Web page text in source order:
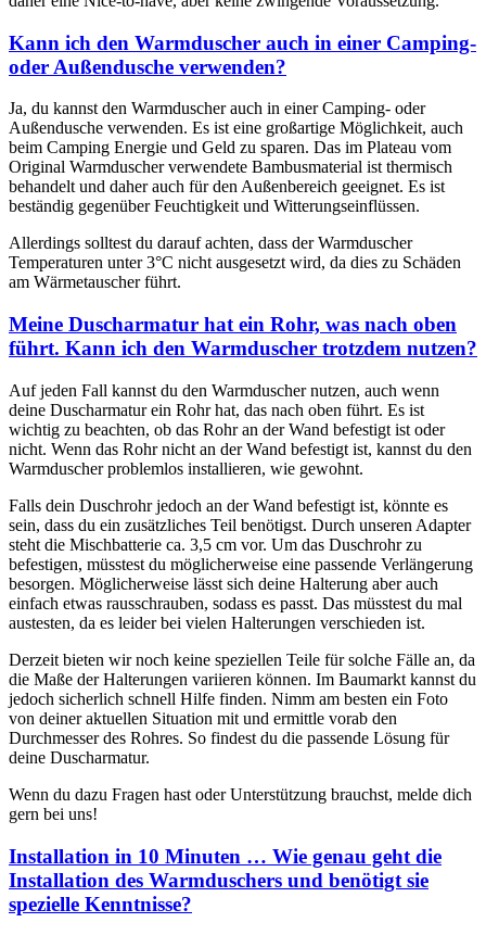
Kann ich den Warmduscher auch in einer Camping-
oder Außendusche verwenden?
Ja, du kannst den Warmduscher auch in einer Camping- oder
Außendusche verwenden. Es ist eine großartige Möglichkeit, auch
beim Camping Energie und Geld zu sparen. Das im Plateau vom
Original Warmduscher verwendete Bambusmaterial ist thermisch
behandelt und daher auch für den Außenbereich geeignet. Es ist
beständig gegenüber Feuchtigkeit und Witterungseinflüssen.
Allerdings solltest du darauf achten, dass der Warmduscher
Temperaturen unter 3°C nicht ausgesetzt wird, da dies zu Schäden
am Wärmetauscher führt.
Meine Duscharmatur hat ein Rohr, was nach oben
führt. Kann ich den Warmduscher trotzdem nutzen?
Auf jeden Fall kannst du den Warmduscher nutzen, auch wenn
deine Duscharmatur ein Rohr hat, das nach oben führt. Es ist
wichtig zu beachten, ob das Rohr an der Wand befestigt ist oder
nicht. Wenn das Rohr nicht an der Wand befestigt ist, kannst du den
Warmduscher problemlos installieren, wie gewohnt.
Falls dein Duschrohr jedoch an der Wand befestigt ist, könnte es
sein, dass du ein zusätzliches Teil benötigst. Durch unseren Adapter
steht die Mischbatterie ca. 3,5 cm vor. Um das Duschrohr zu
befestigen, müsstest du möglicherweise eine passende Verlängerung
besorgen. Möglicherweise lässt sich deine Halterung aber auch
einfach etwas rausschrauben, sodass es passt. Das müsstest du mal
austesten, da es leider bei vielen Halterungen verschieden ist.
Derzeit bieten wir noch keine speziellen Teile für solche Fälle an, da
die Maße der Halterungen variieren können. Im Baumarkt kannst du
jedoch sicherlich schnell Hilfe finden. Nimm am besten ein Foto
von deiner aktuellen Situation mit und ermittle vorab den
Durchmesser des Rohres. So findest du die passende Lösung für
deine Duscharmatur.
Wenn du dazu Fragen hast oder Unterstützung brauchst, melde dich
gern bei uns!
Installation in 10 Minuten … Wie genau geht die
Installation des Warmduschers und benötigt sie
spezielle Kenntnisse?